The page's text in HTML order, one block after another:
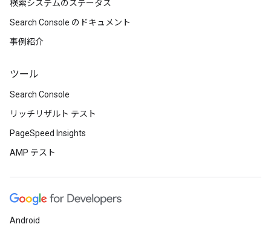
検索システムのステータス
Search Console のドキュメント
事例紹介
ツール
Search Console
リッチリザルト テスト
PageSpeed Insights
AMP テスト
Android